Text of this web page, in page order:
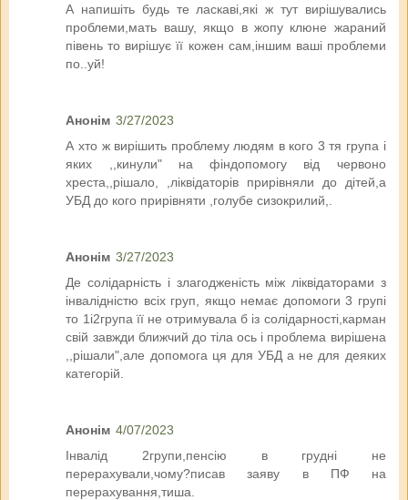
А напишіть будь те ласкаві,які ж тут вирішувались
проблеми,мать вашу, якщо в жопу клюне жараний
півень то вирішує її кожен сам,іншим ваші проблеми
по..уй!
Анонім 3/27/2023
А хто ж вирішить проблему людям в кого 3 тя група і
яких ,,кинули" на фіндопомогу від червоно
хреста,,рішало, ,ліквідаторів прирівняли до дітей,а
УБД до кого прирівняти ,голубе сизокрилий,.
Анонім 3/27/2023
Де солідарність і злагодженість між ліквідаторами з
інвалідністю всіх груп, якщо немає допомоги 3 групі
то 1і2група її не отримувала б із солідарності,карман
свій завжди ближчий до тіла ось і проблема вирішена
,,рішали",але допомога ця для УБД а не для деяких
категорій.
Анонім 4/07/2023
Інвалід 2групи,пенсію в грудні не
перерахували,чому?писав заяву в ПФ на
перерахування,тиша.